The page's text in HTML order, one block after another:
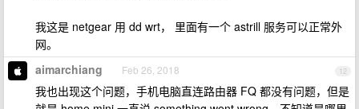
我这是 netgear 用 dd wrt， 里面有一个 astrill 服务可以正常外
网。
12
aimarchiang Feb 26, 2018
我也出现这个问题，手机电脑直连路由器 FQ 都没有问题，但是